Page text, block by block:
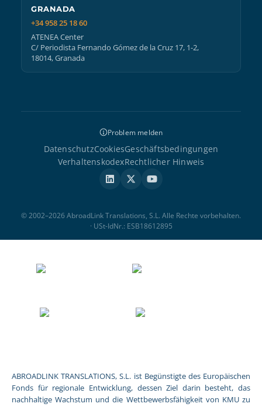
GRANADA
+34 958 25 18 60
ATENEA Center
C/ Periodista Fernando Gómez de la Cruz 17, 1-2,
18014, Granada
Problem melden
DatenschutzCookiesGeschäftsbedingungen
VerhaltenskodexRechtlicher Hinweis
© 2002–2026 AbroadLink Translations, S.L. Alle Rechte vorbehalten.
· USt-IdNr.: ESB18612895
ABROADLINK TRANSLATIONS, S.L. ist Begünstigte des Europäischen
Fonds für regionale Entwicklung, dessen Ziel darin besteht, das
nachhaltige Wachstum und die Wettbewerbsfähigkeit von KMU zu